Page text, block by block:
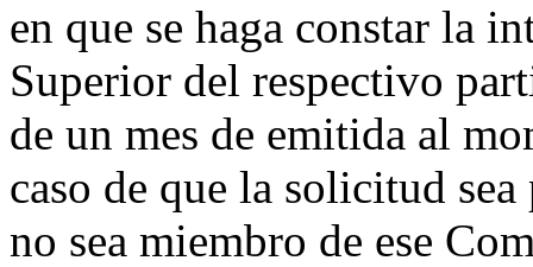
en que se haga constar la
Superior del respectivo
de un mes de emitida al
caso de que la solicitud
no sea miembro de ese